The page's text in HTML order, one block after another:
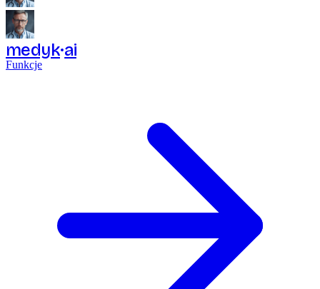
medyk ai
Funkcje